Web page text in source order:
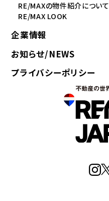
RE/MAXの物件紹介について
RE/MAX LOOK
企業情報
お知らせ/NEWS
プライバシーポリシー